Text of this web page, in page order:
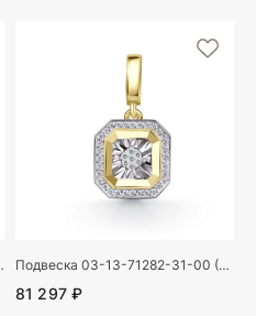
(Au 585) Подвеска 03-13-71282-31-00 (Au 585)
81 297 ₽